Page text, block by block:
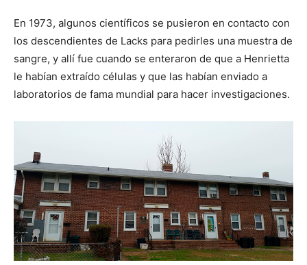
En 1973, algunos científicos se pusieron en contacto con
los descendientes de Lacks para pedirles una muestra de
sangre, y allí fue cuando se enteraron de que a Henrietta
le habían extraído células y que las habían enviado a
laboratorios de fama mundial para hacer investigaciones.